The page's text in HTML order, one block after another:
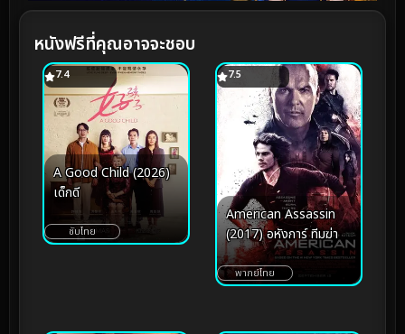
หนังฟรีที่คุณอาจจะชอบ
7.4
A Good Child (2026)
เด็กดี
ซับไทย
7.5
American Assassin
(2017) อหังการ์ ทีมฆ่า
พากย์ไทย